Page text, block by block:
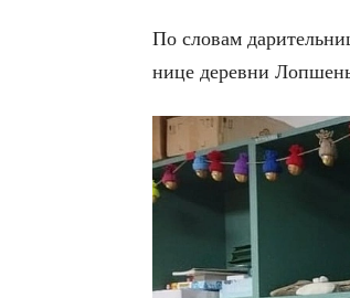
По сло­вам
ни­це дерев­ни